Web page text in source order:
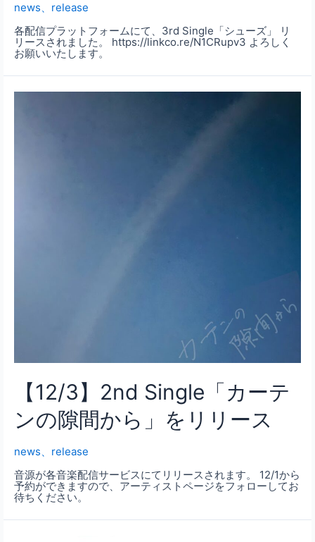
news、 release
各配信プラットフォームにて、3rd Single「シューズ」 リ
リースされました。 https://linkco.re/N1CRupv3 よろしく
お願いいたします。
【12/3】2nd Single「カーテ
ンの隙間から」をリリース
news、 release
音源が各音楽配信サービスにてリリースされます。 12/1から
予約ができますので、アーティストページをフォローしてお
待ちください。